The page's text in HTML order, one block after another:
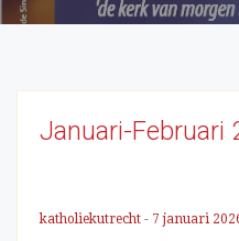
Januari-Februari
katholiekutrecht - 7 januari